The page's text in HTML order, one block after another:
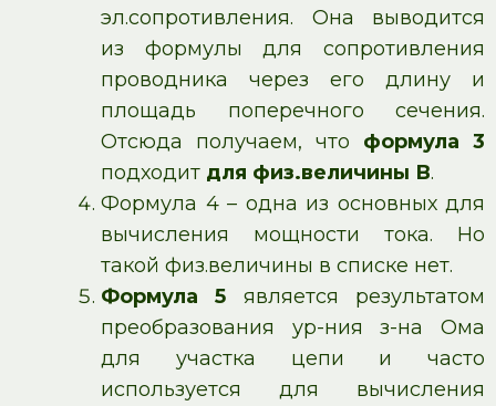
эл.сопротивления. Она выводится
из формулы для сопротивления
проводника через его длину и
площадь поперечного сечения.
Отсюда получаем, что формула 3
подходит для физ.величины В.
Формула 4 – одна из основных для
вычисления мощности тока. Но
такой физ.величины в списке нет.
Формула 5 является результатом
преобразования ур-ния з-на Ома
для участка цепи и часто
используется для вычисления